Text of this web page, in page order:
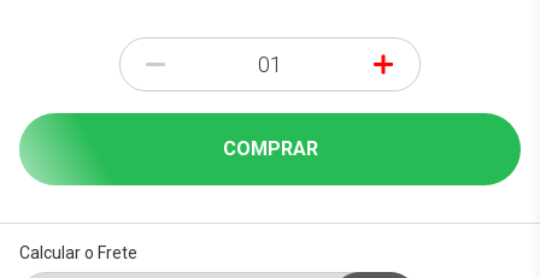
- +
COMPRAR
Calcular o Frete